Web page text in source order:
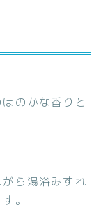
のかな香りと
ら湯浴みすれ
。